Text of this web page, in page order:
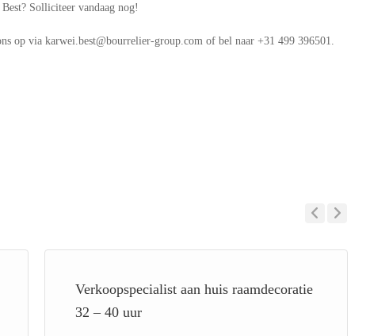
Solliciteer vandaag nog!
op via karwei.best@bourrelier-group.com of bel naar +31 499 396501.
Verkoopspecialist aan huis raamdecoratie
32 – 40 uur